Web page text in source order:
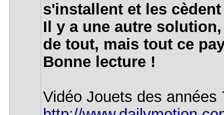
s'installent et les
Il y a une autre
de tout, mais tout ce
Bonne lecture !
Vidéo Jouets des années